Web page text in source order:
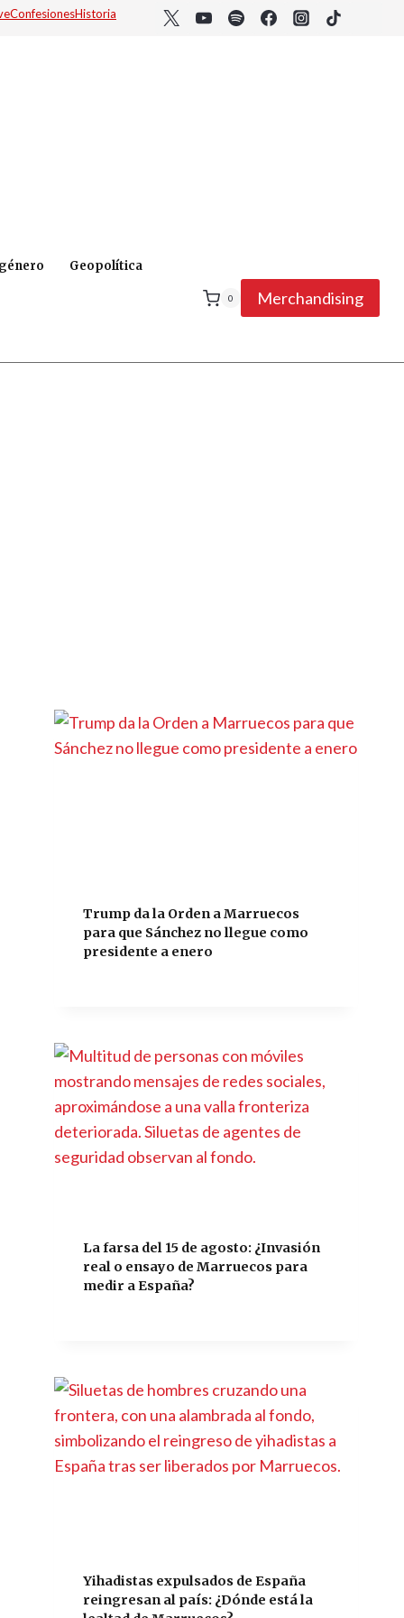
ConfesionesHistoria
Geopolítica
0 Merchandising
Trump da la Orden a Marruecos
para que Sánchez no llegue como
presidente a enero
La farsa del 15 de agosto: ¿Invasión
real o ensayo de Marruecos para
medir a España?
Yihadistas expulsados de España
reingresan al país: ¿Dónde está la